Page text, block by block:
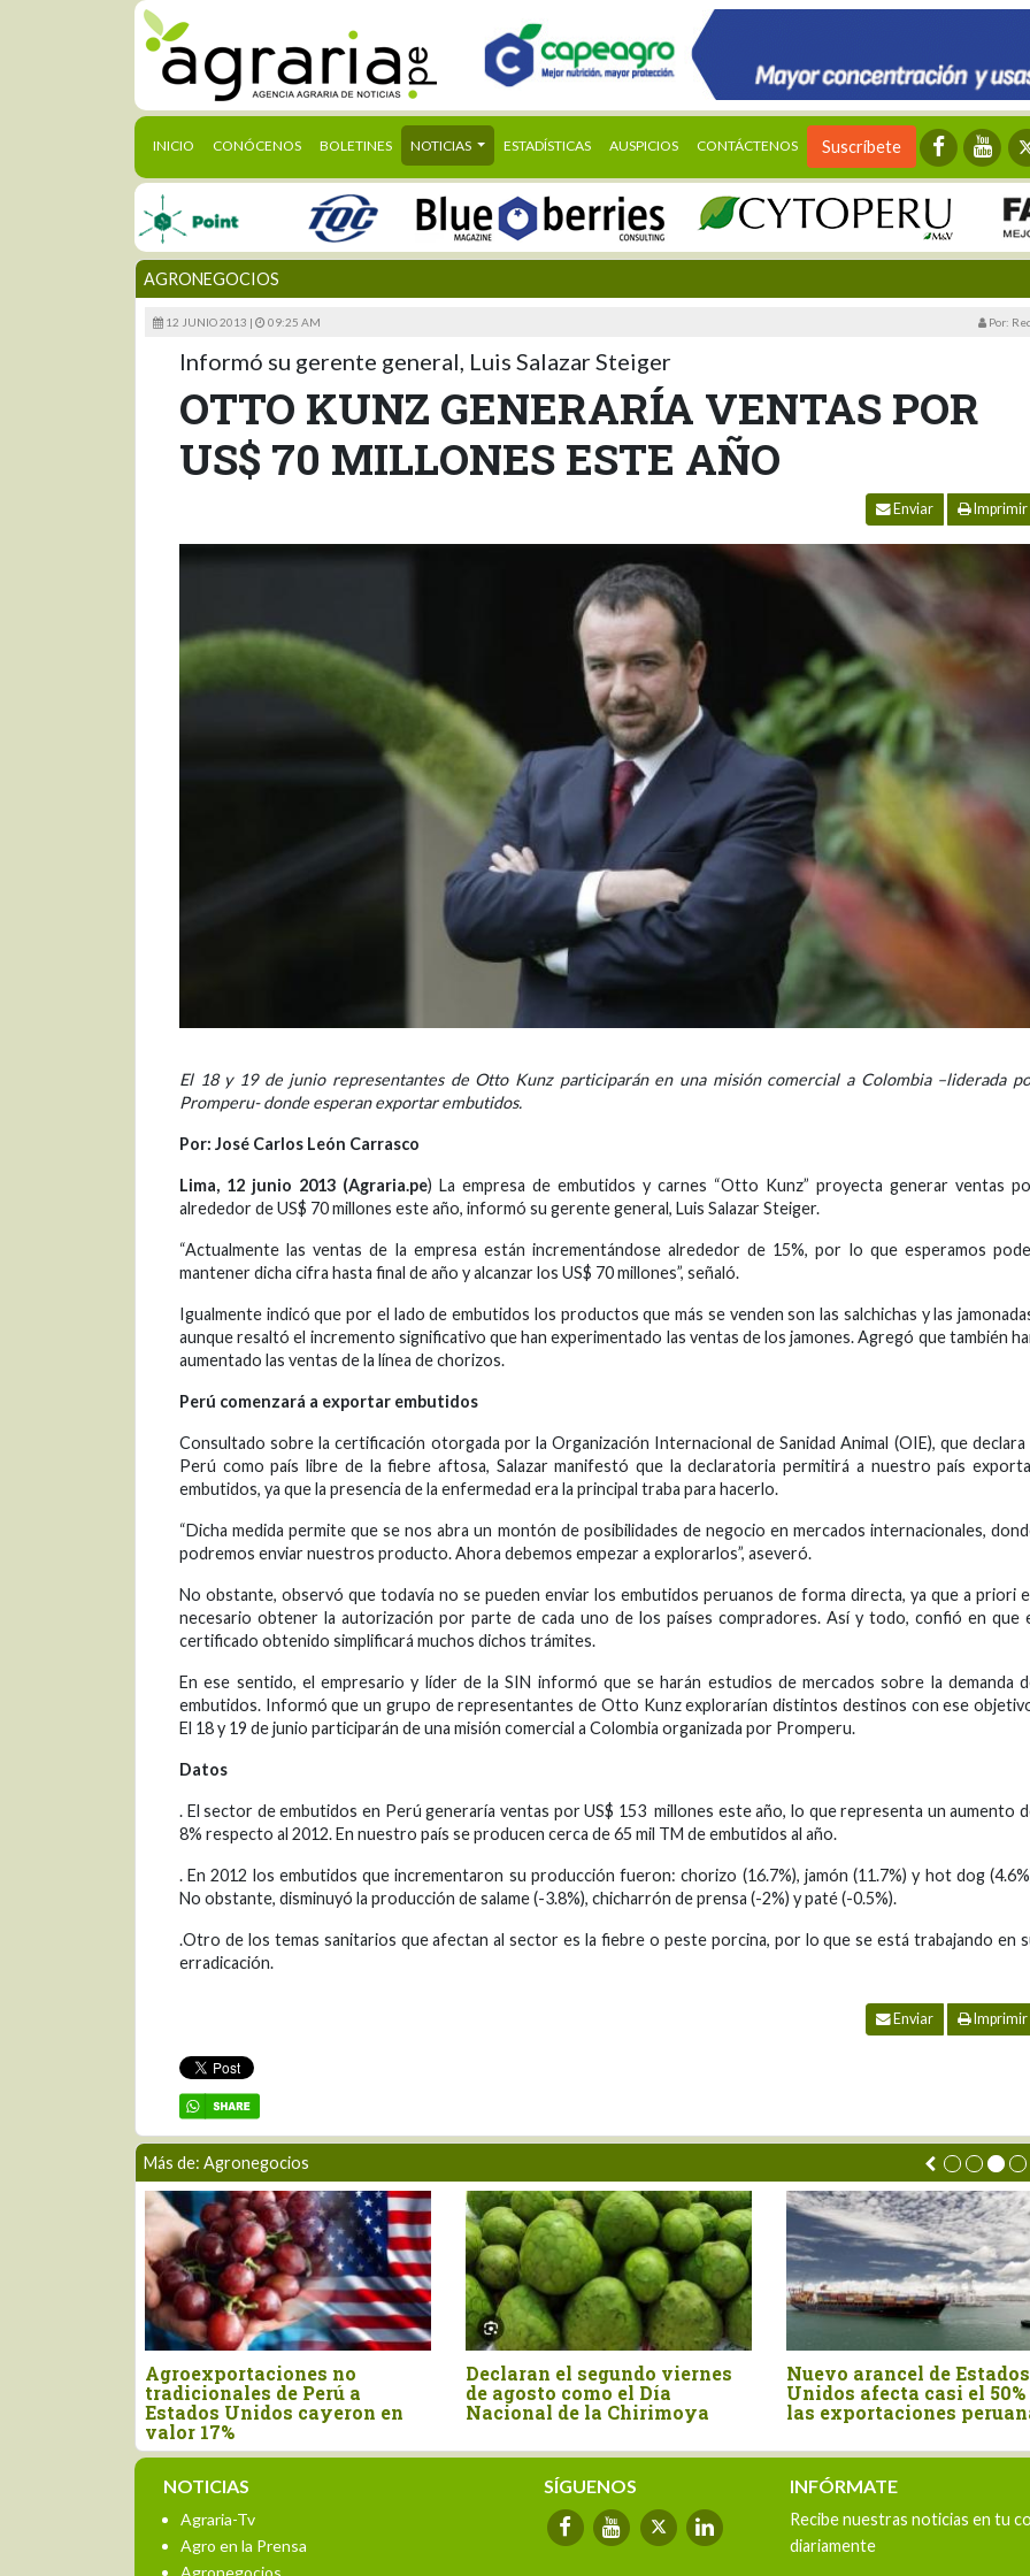
INICIO (CURRENT)
CONÓCENOS BOLETINES NOTICIAS ESTADÍSTICAS AUSPICIOS CONTÁCTENOS Suscríbete
AGRONEGOCIOS
12 JUNIO 2013 | 09:25 AM Por:
Informó su gerente general, Luis Salazar Steiger
OTTO KUNZ GENERARÍA VENTAS POR
US$ 70 MILLONES ESTE AÑO
Enviar Imprimir
El 18 y 19 de junio representantes de Otto Kunz participarán en una misión comercial a Colombia –liderada
Promperu- donde esperan exportar embutidos.
Por: José Carlos León Carrasco
Lima, 12 junio 2013 (Agraria.pe) La empresa de embutidos y carnes “Otto Kunz” proyecta generar ventas
alrededor de US$ 70 millones este año, informó su gerente general, Luis Salazar Steiger.
“Actualmente las ventas de la empresa están incrementándose alrededor de 15%, por lo que esperamos
mantener dicha cifra hasta final de año y alcanzar los US$ 70 millones”, señaló.
Igualmente indicó que por el lado de embutidos los productos que más se venden son las salchichas y las
aunque resaltó el incremento significativo que han experimentado las ventas de los jamones. Agregó que también
aumentado las ventas de la línea de chorizos.
Perú comenzará a exportar embutidos
Consultado sobre la certificación otorgada por la Organización Internacional de Sanidad Animal (OIE), que declara
Perú como país libre de la fiebre aftosa, Salazar manifestó que la declaratoria permitirá a nuestro país
embutidos, ya que la presencia de la enfermedad era la principal traba para hacerlo.
“Dicha medida permite que se nos abra un montón de posibilidades de negocio en mercados internacionales,
podremos enviar nuestros producto. Ahora debemos empezar a explorarlos”, aseveró.
No obstante, observó que todavía no se pueden enviar los embutidos peruanos de forma directa, ya que a priori
necesario obtener la autorización por parte de cada uno de los países compradores. Así y todo, confió en que
certificado obtenido simplificará muchos dichos trámites.
En ese sentido, el empresario y líder de la SIN informó que se harán estudios de mercados sobre la demanda
embutidos. Informó que un grupo de representantes de Otto Kunz explorarían distintos destinos con ese
El 18 y 19 de junio participarán de una misión comercial a Colombia organizada por Promperu.
Datos
. El sector de embutidos en Perú generaría ventas por US$ 153 millones este año, lo que representa un aumento
8% respecto al 2012. En nuestro país se producen cerca de 65 mil TM de embutidos al año.
. En 2012 los embutidos que incrementaron su producción fueron: chorizo (16.7%), jamón (11.7%) y hot dog
No obstante, disminuyó la producción de salame (-3.8%), chicharrón de prensa (-2%) y paté (-0.5%).
.Otro de los temas sanitarios que afectan al sector es la fiebre o peste porcina, por lo que se está trabajando en
erradicación.
Enviar Imprimir
Más de: Agronegocios
Agroexportaciones no
tradicionales de Perú a
Estados Unidos cayeron en
valor 17%
Declaran el segundo viernes
de agosto como el Día
Nacional de la Chirimoya
Nuevo arancel de Estados
Unidos afecta casi el 50%
las exportaciones
NOTICIAS
Agraria-Tv
Agro en la Prensa
Agronegocios
SÍGUENOS INFÓRMATE
Recibe nuestras noticias en tu
diariamente